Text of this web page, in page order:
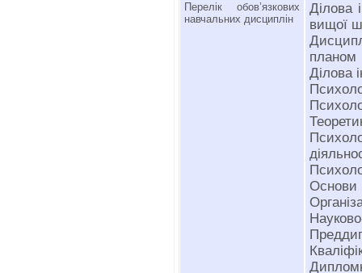
Перелік обов’язкових
навчальних дисциплін
Ділова
вищої
планом
Ділова
Основи